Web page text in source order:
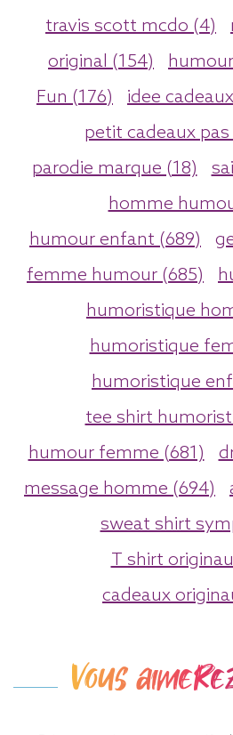
travis scott mcdo (4)
original (154)
Fun (176)
idee
petit cadeaux pas
parodie marque (18)
homme
humour enfant (689)
femme humour (685)
humoristique
humoristique
humoristique
tee shirt
humour femme (681)
message homme (694)
sweat shirt
T shirt
cadeaux
Vous